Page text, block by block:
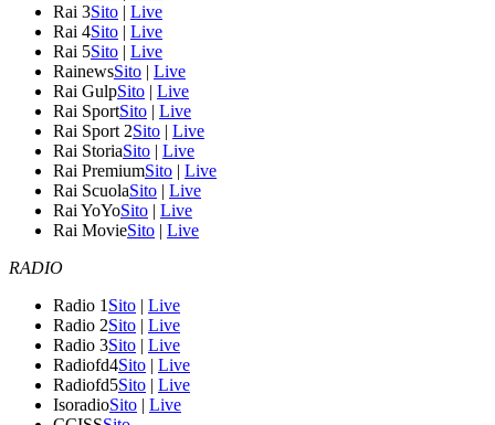
Rai 3Sito | Live
Rai 4Sito | Live
Rai 5Sito | Live
RainewsSito | Live
Rai GulpSito | Live
Rai SportSito | Live
Rai Sport 2Sito | Live
Rai StoriaSito | Live
Rai PremiumSito | Live
Rai ScuolaSito | Live
Rai YoYoSito | Live
Rai MovieSito | Live
RADIO
Radio 1 Sito | Live
Radio 2Sito | Live
Radio 3Sito | Live
Radiofd4Sito | Live
Radiofd5Sito | Live
IsoradioSito | Live